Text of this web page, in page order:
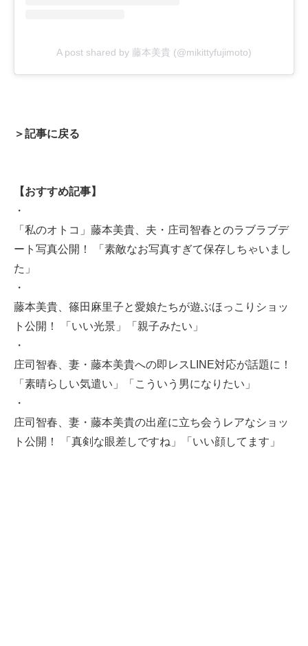
A post shared by 藤本美貴 (@mikittyfujimoto)
＞記事に戻る
【おすすめ記事】
・
「私のオトコ」藤本美貴、夫・庄司智春とのラブラブデ
ート写真公開！ 「素敵なお写真すぎて保存しちゃいまし
た」
・
藤本美貴、篠田麻里子と愛娘たちが遊ぶほっこりショッ
ト公開！ 「いい光景」「親子みたい」
・
庄司智春、妻・藤本美貴への即レスLINE対応が話題に！
「素晴らしい気遣い」「こういう男になりたい」
・
庄司智春、妻・藤本美貴の出産に立ち会うレアなショッ
ト公開！ 「真剣な眼差しですね」「いい顔してます」